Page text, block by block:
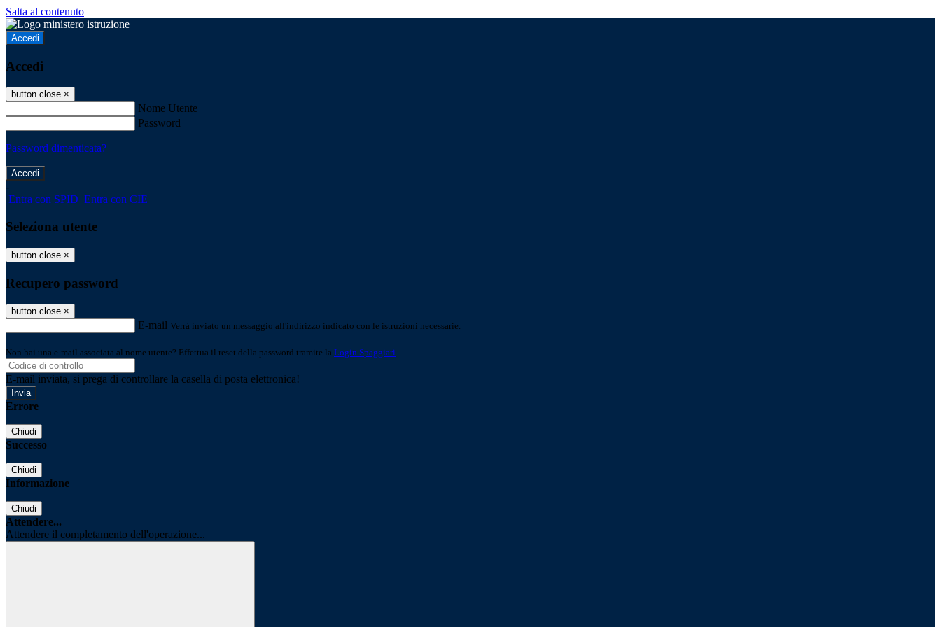
Salta al contenuto
Accedi
Accedi
button close ×
Nome Utente
Password
Password dimenticata?
-
Entra con SPID Entra con CIE
Seleziona utente
button close ×
Recupero password
button close ×
E-mail Verrà inviato un messaggio all'indirizzo indicato con le istruzioni necessarie.
Non hai una e-mail associata al nome utente? Effettua il reset della password tramite la Login Spaggiari
E-mail inviata, si prega di controllare la casella di posta elettronica!
Errore
Chiudi
Successo
Chiudi
Informazione
Chiudi
Attendere...
Attendere il completamento dell'operazione...